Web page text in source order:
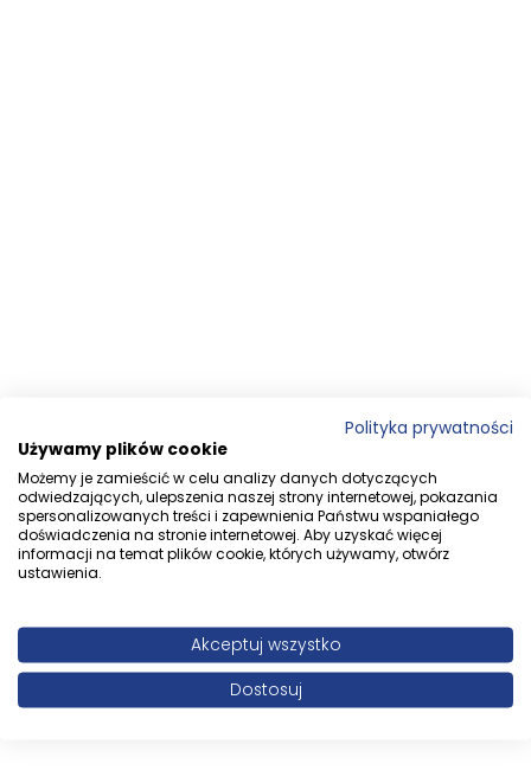
Polityka prywatności
Używamy plików cookie
Możemy je zamieścić w celu analizy danych dotyczących
odwiedzających, ulepszenia naszej strony internetowej, pokazania
spersonalizowanych treści i zapewnienia Państwu wspaniałego
doświadczenia na stronie internetowej. Aby uzyskać więcej
informacji na temat plików cookie, których używamy, otwórz
ustawienia.
Akceptuj wszystko
Dostosuj